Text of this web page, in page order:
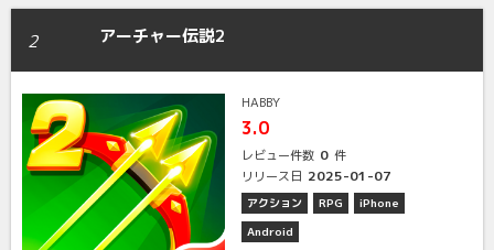
2 アーチャー伝説2
HABBY
3.0
レビュー件数 0 件
リリース日 2025-01-07
アクション RPG
iPhone
Android